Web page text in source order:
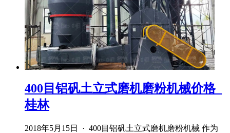
400目铝矾土立式磨机磨粉机械价格_
桂林
2018年5月15日 · 400目铝矾土立式磨机磨粉机械 作为